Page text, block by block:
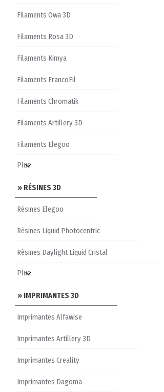
Filaments Owa 3D
Filaments Rosa 3D
Filaments Kimya
Filaments FrancoFil
Filaments Chromatik
Filaments Artillery 3D
Filaments Elegoo
» RÉSINES 3D
Résines Elegoo
Résines Liquid Photocentric
Résines Daylight Liquid Cristal
» IMPRIMANTES 3D
Imprimantes Alfawise
Imprimantes Artillery 3D
Imprimantes Creality
Imprimantes Dagoma